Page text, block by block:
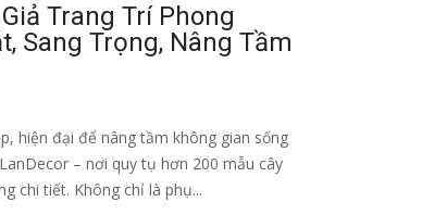
Trang Trí Phong
Sang Trọng, Nâng Tầm
hiện đại để nâng tầm không gian sống
– nơi quy tụ hơn 200 mẫu cây
chi tiết. Không chỉ là phụ...